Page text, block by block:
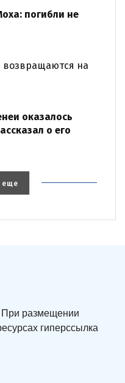
погибли не
возвращаются на
оказалось
о его
еще
размещении
гиперссылка